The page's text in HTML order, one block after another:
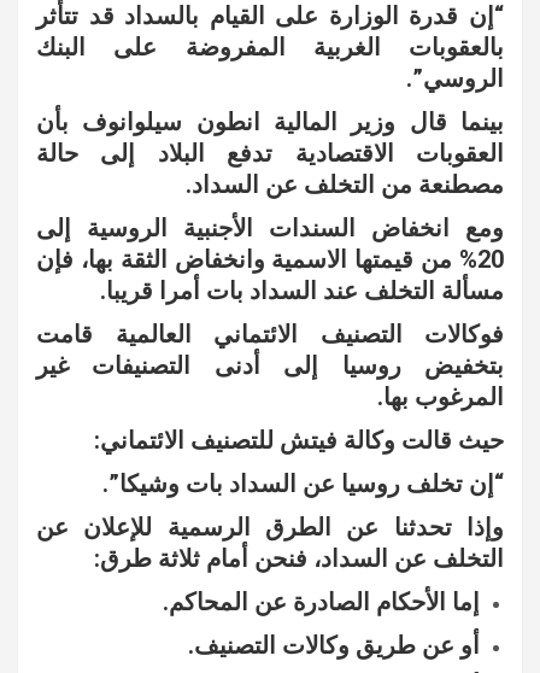
“إن قدرة الوزارة على القيام بالسداد قد تتأثر
بالعقوبات الغربية المفروضة على البنك
الروسي”.
بينما قال وزير المالية انطون سيلوانوف بأن
العقوبات الاقتصادية تدفع البلاد إلى حالة
مصطنعة من التخلف عن السداد.
ومع انخفاض السندات الأجنبية الروسية إلى
20% من قيمتها الاسمية وانخفاض الثقة بها، فإن
مسألة التخلف عند السداد بات أمرا قريبا.
فوكالات التصنيف الائتماني العالمية قامت
بتخفيض روسيا إلى أدنى التصنيفات غير
المرغوب بها.
حيث قالت وكالة فيتش للتصنيف الائتماني:
“إن تخلف روسيا عن السداد بات وشيكا”.
وإذا تحدثنا عن الطرق الرسمية للإعلان عن
التخلف عن السداد، فنحن أمام ثلاثة طرق:
إما الأحكام الصادرة عن المحاكم.
أو عن طريق وكالات التصنيف.